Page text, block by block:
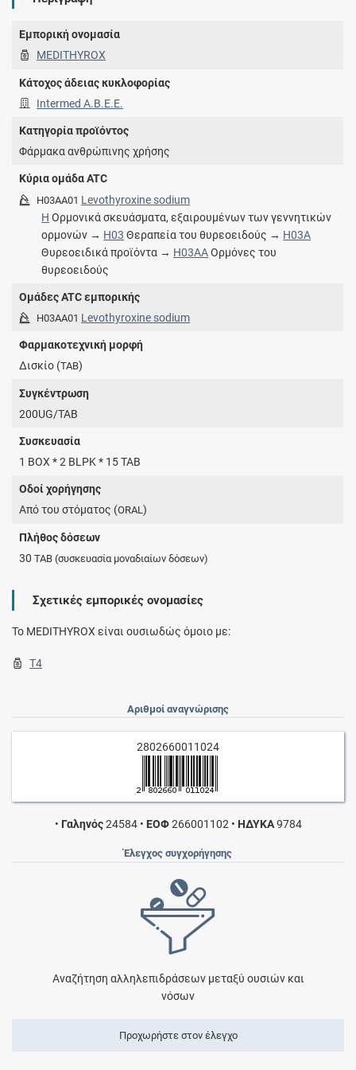
Εμπορική ονομασία
MEDITHYROX
Κάτοχος άδειας κυκλοφορίας
Intermed Α.Β.Ε.Ε.
Κατηγορία προϊόντος
Φάρμακα ανθρώπινης χρήσης
Κύρια ομάδα ATC
H03AA01 Levothyroxine sodium
H Ορμονικά σκευάσματα, εξαιρουμένων των γεννητικών
ορμονών → H03 Θεραπεία του θυρεοειδούς → H03A
Θυρεοειδικά προϊόντα → H03AAΟρμόνες του
θυρεοειδούς
Ομάδες ATC εμπορικής
H03AA01 Levothyroxine sodium
Φαρμακοτεχνική μορφή
Δισκίο (TAB)
Συγκέντρωση
200UG/TAB
Συσκευασία
1 BOX * 2 BLPK * 15 TAB
Οδοί χορήγησης
Από του στόματος (ORAL)
Πλήθος δόσεων
30TAB (συσκευασία μοναδιαίων δόσεων)
Σχετικές εμπορικές ονομασίες
To MEDITHYROX είναι ουσιωδώς όμοιο με:
T4
Αριθμοί αναγνώρισης
2802660011024
• Γαληνός24584 • ΕΟΦ266001102 • ΗΔΥΚΑ9784
Έλεγχος συγχορήγησης
Αναζήτηση αλληλεπιδράσεων μεταξύ ουσιών και
νόσων
Προχωρήστε στον έλεγχο